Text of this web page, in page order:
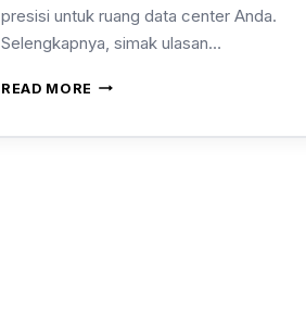
presisi untuk ruang data center Anda.
Selengkapnya, simak ulasan…
READ MORE